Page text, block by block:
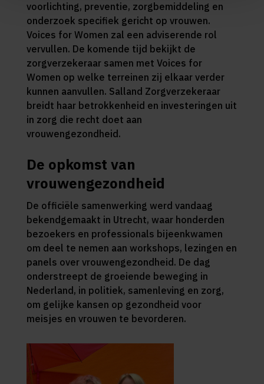
voorlichting, preventie, zorgbemiddeling en
onderzoek specifiek gericht op vrouwen.
Voices for Women zal een adviserende rol
vervullen. De komende tijd bekijkt de
zorgverzekeraar samen met Voices for
Women op welke terreinen zij elkaar verder
kunnen aanvullen. Salland Zorgverzekeraar
breidt haar betrokkenheid en investeringen uit
in zorg die recht doet aan
vrouwengezondheid.
De opkomst van
vrouwengezondheid
De officiële samenwerking werd vandaag
bekendgemaakt in Utrecht, waar honderden
bezoekers en professionals bijeenkwamen
om deel te nemen aan workshops, lezingen en
panels over vrouwengezondheid. De dag
onderstreept de groeiende beweging in
Nederland, in politiek, samenleving en zorg,
om gelijke kansen op gezondheid voor
meisjes en vrouwen te bevorderen.